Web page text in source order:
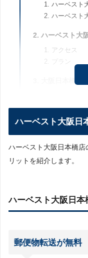
ハーベスト
ハーベスト
ハーベスト大
アクセス
プラン
大阪日本橋エ
アクセス面
ハーベスト大
ハーベスト大阪日
ハーベスト大阪日本橋
リットを紹介します。
ハーベスト大阪日本
郵便物転送が無料